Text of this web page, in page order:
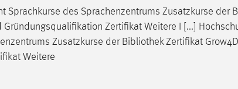
Sprachkurse des Sprachenzentrums Zusatzkurse der
Zertifikat Weitere I [...]
Zusatzkurse der BibliothekZertifikat
Weitere
wie